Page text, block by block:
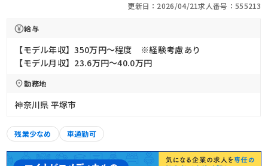
更新日：2026/04/21求人番号：555213
給与
【モデル年収】350万円〜程度 ※経験考慮あり
【モデル月収】23.6万円〜40.0万円
勤務地
神奈川県 平塚市
残業少なめ 車通勤可